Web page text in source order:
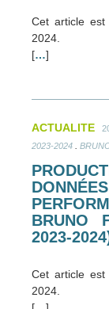
Cet article est
2024.
[…]
ACTUALITE
2023-2024
BRUNO
2023-
Cet article est
2024.